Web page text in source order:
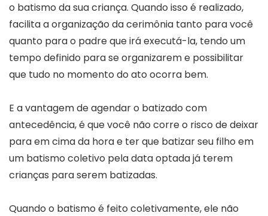
o batismo da sua criança. Quando isso é realizado,
facilita a organização da cerimônia tanto para você
quanto para o padre que irá executá-la, tendo um
tempo definido para se organizarem e possibilitar
que tudo no momento do ato ocorra bem.
E a vantagem de agendar o batizado com
antecedência, é que você não corre o risco de deixar
para em cima da hora e ter que batizar seu filho em
um batismo coletivo pela data optada já terem
crianças para serem batizadas.
Quando o batismo é feito coletivamente, ele não